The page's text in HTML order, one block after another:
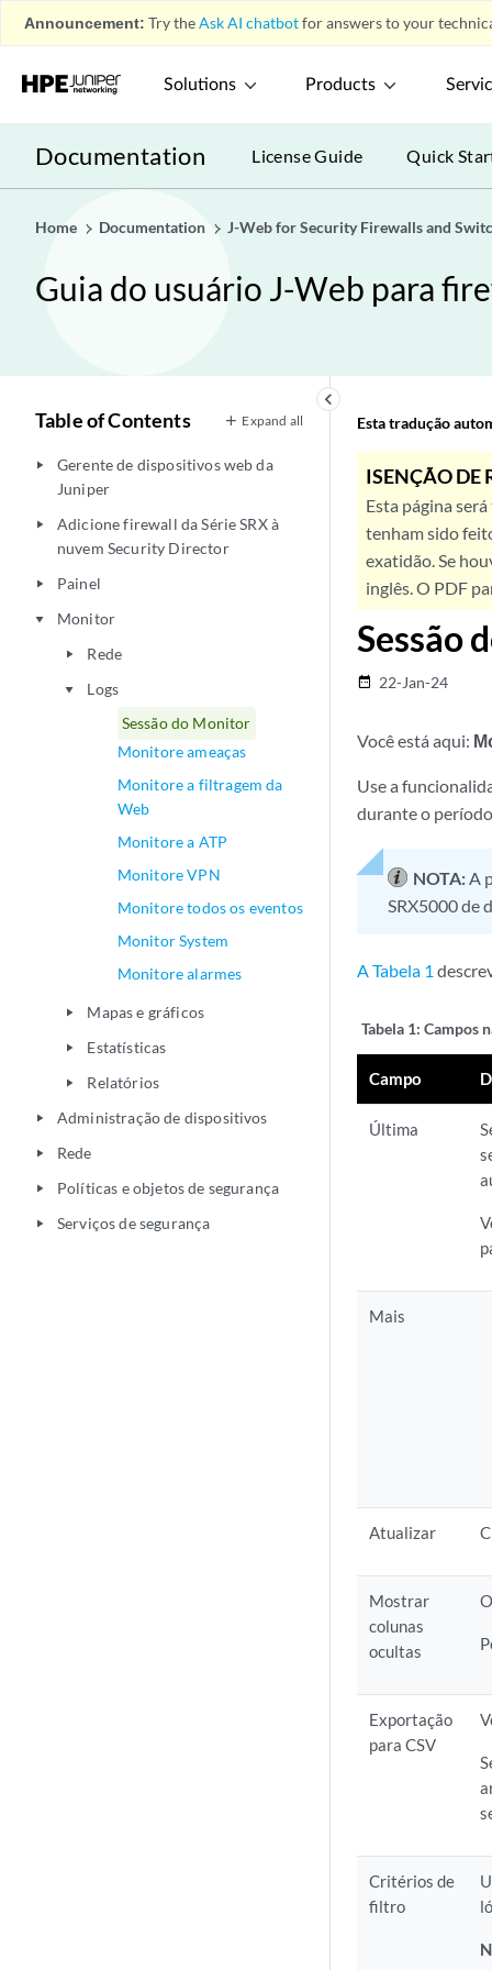
Announcement: Try theAsk AI chatbotfor answers to your
Solutions Products
Documentation License Guide Quick
Home Documentation J-Web for Security Firewalls and
Guia do usuário J-Web para
keyboard_arrow_left
Table of Contents Expand all
play_arrow
Gerente de dispositivos web da
Juniper
play_arrow
Adicione firewall da Série SRX à
nuvem Security Director
play_arrow Painel
play_arrow Monitor
play_arrow Rede
play_arrow
Logs
Sessão do Monitor
Monitore ameaças
Monitore a filtragem da
Web
Monitore a ATP
Monitore VPN
Monitore todos os eventos
Monitor System
Monitore alarmes
play_arrow Mapas e gráficos
play_arrow Estatísticas
play_arrow Relatórios
play_arrow Administração de dispositivos
play_arrow Rede
play_arrow Políticas e objetos de segurança
play_arrow Serviços de segurança
Esta tradução
ISENÇÃO DE
Esta página
tenham sido
exatidão. Se
inglês. O PDF
Sessão
date_range 22-Jan-24
Você está aqui:
Use a
durante o
NOTA:A
SRX5000 de
A Tabela 1
Tabela 1: Campos
Campo
Última
Mais
Atualizar
Mostrar
colunas
ocultas
Exportação
para CSV
Critérios de
filtro